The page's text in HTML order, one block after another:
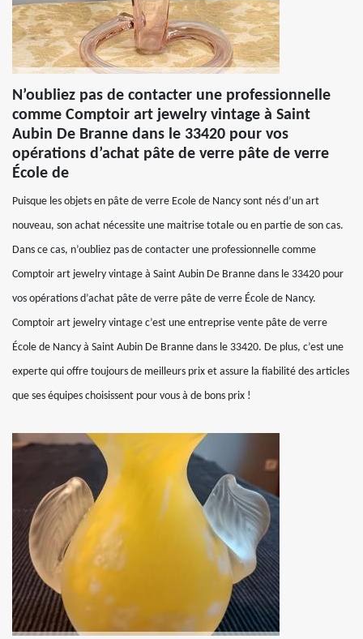
N’oubliez pas de contacter une professionnelle
comme Comptoir art jewelry vintage à Saint
Aubin De Branne dans le 33420 pour vos
opérations d’achat pâte de verre pâte de verre
École de
Puisque les objets en pâte de verre Ecole de Nancy sont nés d’un art
nouveau, son achat nécessite une maitrise totale ou en partie de son cas.
Dans ce cas, n’oubliez pas de contacter une professionnelle comme
Comptoir art jewelry vintage à Saint Aubin De Branne dans le 33420 pour
vos opérations d’achat pâte de verre pâte de verre École de Nancy.
Comptoir art jewelry vintage c’est une entreprise vente pâte de verre
École de Nancy à Saint Aubin De Branne dans le 33420. De plus, c’est une
experte qui offre toujours de meilleurs prix et assure la fiabilité des articles
que ses équipes choisissent pour vous à de bons prix !